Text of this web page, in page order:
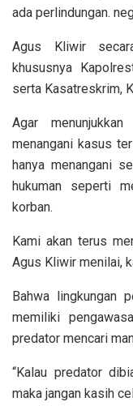
ada perlindungan.
Agus Kliwir
khususnya
serta Kasatreskrim,
Agar
menangani kasus
hanya menangani
hukuman seperti
korban.
Kami akan terus
Agus Kliwir menilai,
Bahwa lingkungan
memiliki
predator mencari
“Kalau predator
maka jangan kasih